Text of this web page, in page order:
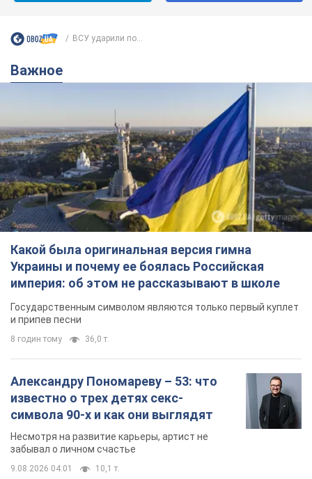
ВСУ ударили по...
Важное
Какой была оригинальная версия гимна
Украины и почему ее боялась Российская
империя: об этом не рассказывают в школе
Государственным символом являются только первый куплет
и припев песни
8 годин тому 36,0 т.
Александру Пономареву – 53: что
известно о трех детях секс-
символа 90-х и как они выглядят
Несмотря на развитие карьеры, артист не
забывал о личном счастье
9.08.2026 04:01 10,1 т.